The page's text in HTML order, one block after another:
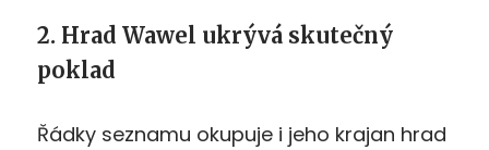
2. Hrad Wawel ukrývá skutečný
poklad
Řádky seznamu okupuje i jeho krajan hrad